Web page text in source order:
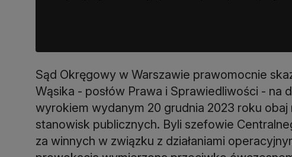
Sąd Okręgowy w Warszawie prawomocnie
Wąsika - posłów Prawa i Sprawiedliwości - na
wyrokiem wydanym 20 grudnia 2023 roku
stanowisk publicznych. Byli szefowie
za winnych w związku z działaniami